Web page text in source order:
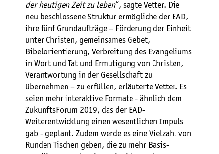
der heutigen Zeit zu leben“, sagte Vetter. Die
neu beschlossene Struktur ermögliche der EAD,
ihre fünf Grundaufträge – Förderung der Einheit
unter Christen, gemeinsames Gebet,
Bibelorientierung, Verbreitung des Evangeliums
in Wort und Tat und Ermutigung von Christen,
Verantwortung in der Gesellschaft zu
übernehmen – zu erfüllen, erläuterte Vetter. Es
seien mehr interaktive Formate - ähnlich dem
ZukunftsForum 2019, das der EAD-
Weiterentwicklung einen wesentlichen Impuls
gab - geplant. Zudem werde es eine Vielzahl von
Runden Tischen ­geben, die zu mehr Basis-